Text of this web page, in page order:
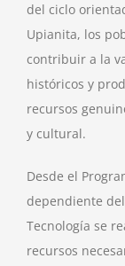
del ciclo
Upianita, los
contribuir a la
históricos y
recursos
y cultural.
Desde el
dependiente
Tecnología se
recursos